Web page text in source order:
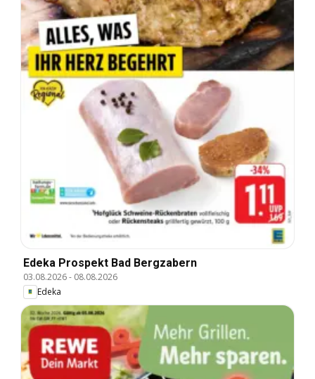
Edeka Prospekt Bad Bergzabern
03.08.2026- 08.08.2026
Edeka